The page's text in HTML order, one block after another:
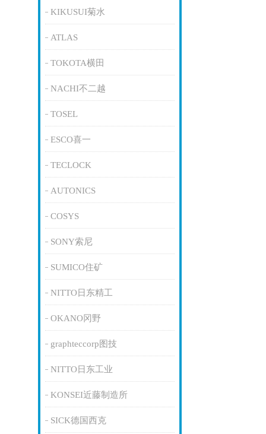
KIKUSUI菊水
ATLAS
TOKOTA横田
NACHI不二越
TOSEL
ESCO喜一
TECLOCK
AUTONICS
COSYS
SONY索尼
SUMICO住矿
NITTO日东精工
OKANO冈野
graphteccorp图技
NITTO日东工业
KONSEI近藤制造所
SICK德国西克